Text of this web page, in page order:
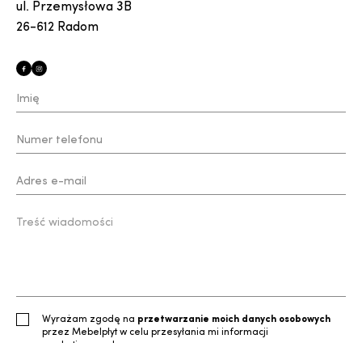
ul. Przemysłowa 3B
26-612 Radom
Wyrażam zgodę na przetwarzanie moich danych osobowych
przez Mebelpłyt w celu przesyłania mi informacji